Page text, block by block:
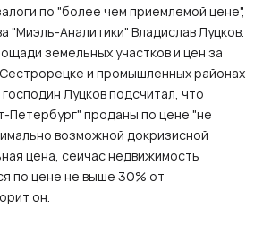
по "более чем приемлемой цене",
"Миэль-Аналитики" Владислав Луцков.
земельных участков и цен за
и промышленных районах
Луцков подсчитал, что
Петербург" проданы по цене "не
возможной докризисной
цена, сейчас недвижимость
по цене не выше 30% от
он.